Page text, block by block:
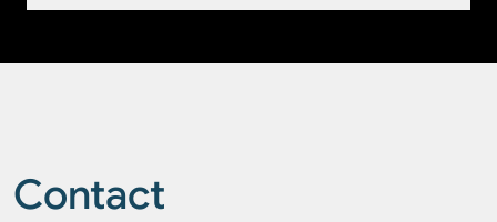
Contact